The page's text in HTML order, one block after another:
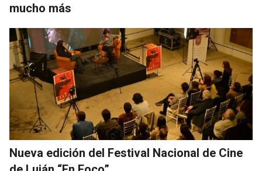
mucho más
Nueva edición del Festival Nacional de Cine